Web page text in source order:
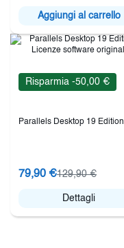
Aggiungi al carrello
Risparmia -50,00 €
Parallels Desktop 19 Edition
79,90 €129,90 €
Dettagli